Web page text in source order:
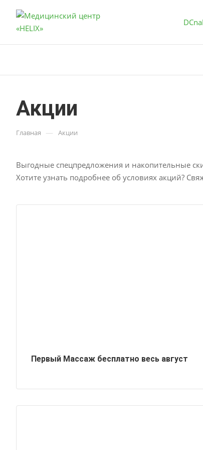
Акции
Главная — Акции
Выгодные спецпредложения и накопительные
Хотите узнать подробнее об условиях акций?
Первый Массаж бесплатно весь август